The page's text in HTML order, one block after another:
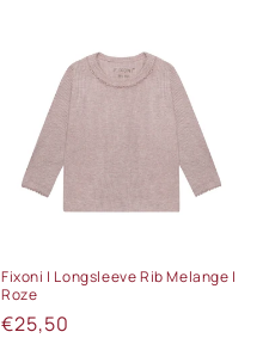
Fixoni | Longsleeve Rib Melange |
Roze
Normale
€25,50